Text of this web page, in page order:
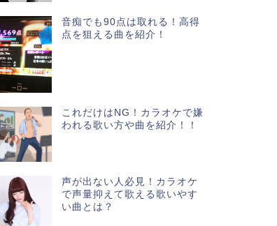
音痴でも90点は取れる！高得
点を狙える曲を紹介！
これだけはNG！カラオケで嫌
われる歌い方や曲を紹介！！
声が出ない人必見！カラオケ
で声量抑えて歌える歌いやす
い曲とは？